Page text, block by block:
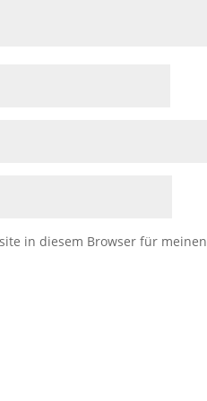
in diesem Browser für